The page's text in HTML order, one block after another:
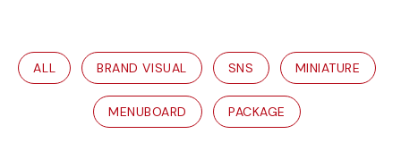
ALL BRAND VISUAL SNS MINIATURE
MENUBOARD PACKAGE